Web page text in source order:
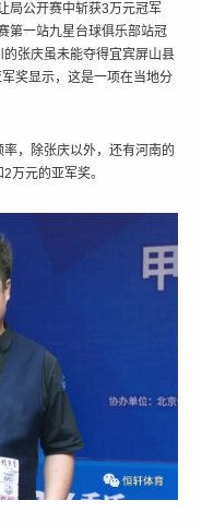
局公开赛中斩获3万元冠军
第一站九星台球俱乐部站冠
张庆虽未能夺得宜宾屏山县
奖显示，这是一项在当地分
，除张庆以外，还有河南的
万元的亚军奖。